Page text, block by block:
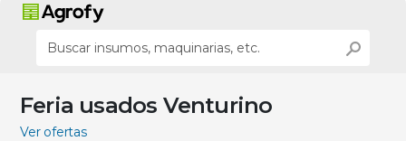
Feria usados Venturino
Ver ofertas